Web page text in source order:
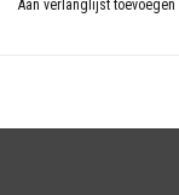
Aan verlanglijst toevoegen